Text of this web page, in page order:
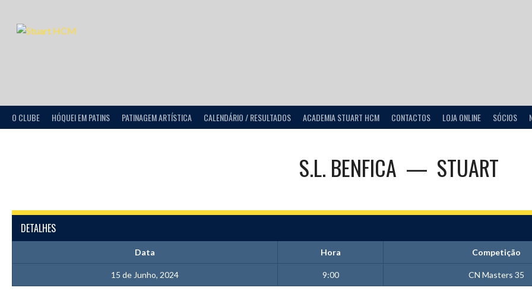
O CLUBE HÓQUEI EM PATINS PATINAGEM ARTÍSTICA CALENDÁRIO / RESULTADOS ACADEMIA STUART HCM CONTACTOS LOJA ONLINE SÓCIOS
S.L. BENFICA — STUART
DETALHES
Data Hora Competição
15 de Junho, 2024 9:00 CN Masters 35